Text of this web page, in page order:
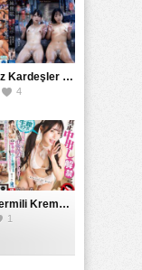
Gerçek Kız Kardeşler hipnoz ve zihin kontrolü altında liebe阴茎 için yalvaran kızlar: Mısakı Nemıne Mına Hınano
4
Gerçek Mermili Kremalı Pasta Büyük Dağıtımı, Ben Herkesin Özel Placesine Hizmet Eden En Üst Düzey Erotik Ürünler Günün Fırsatı
1